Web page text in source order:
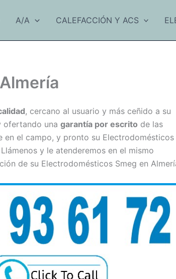
A/A CALEFACCIÓN Y ACS
, cercano al usuario y más ceñido a su
ofertando una garantía por escrito de las
en el campo, y pronto su Electrodomésticos
y le atenderemos en el mismo
de su Electrodomésticos Smeg en